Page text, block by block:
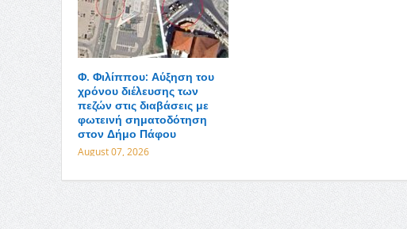
Φ. Φιλίππου: Αύξηση του
χρόνου διέλευσης των
πεζών στις διαβάσεις με
φωτεινή σηματοδότηση
στον Δήμο Πάφου
August 07, 2026